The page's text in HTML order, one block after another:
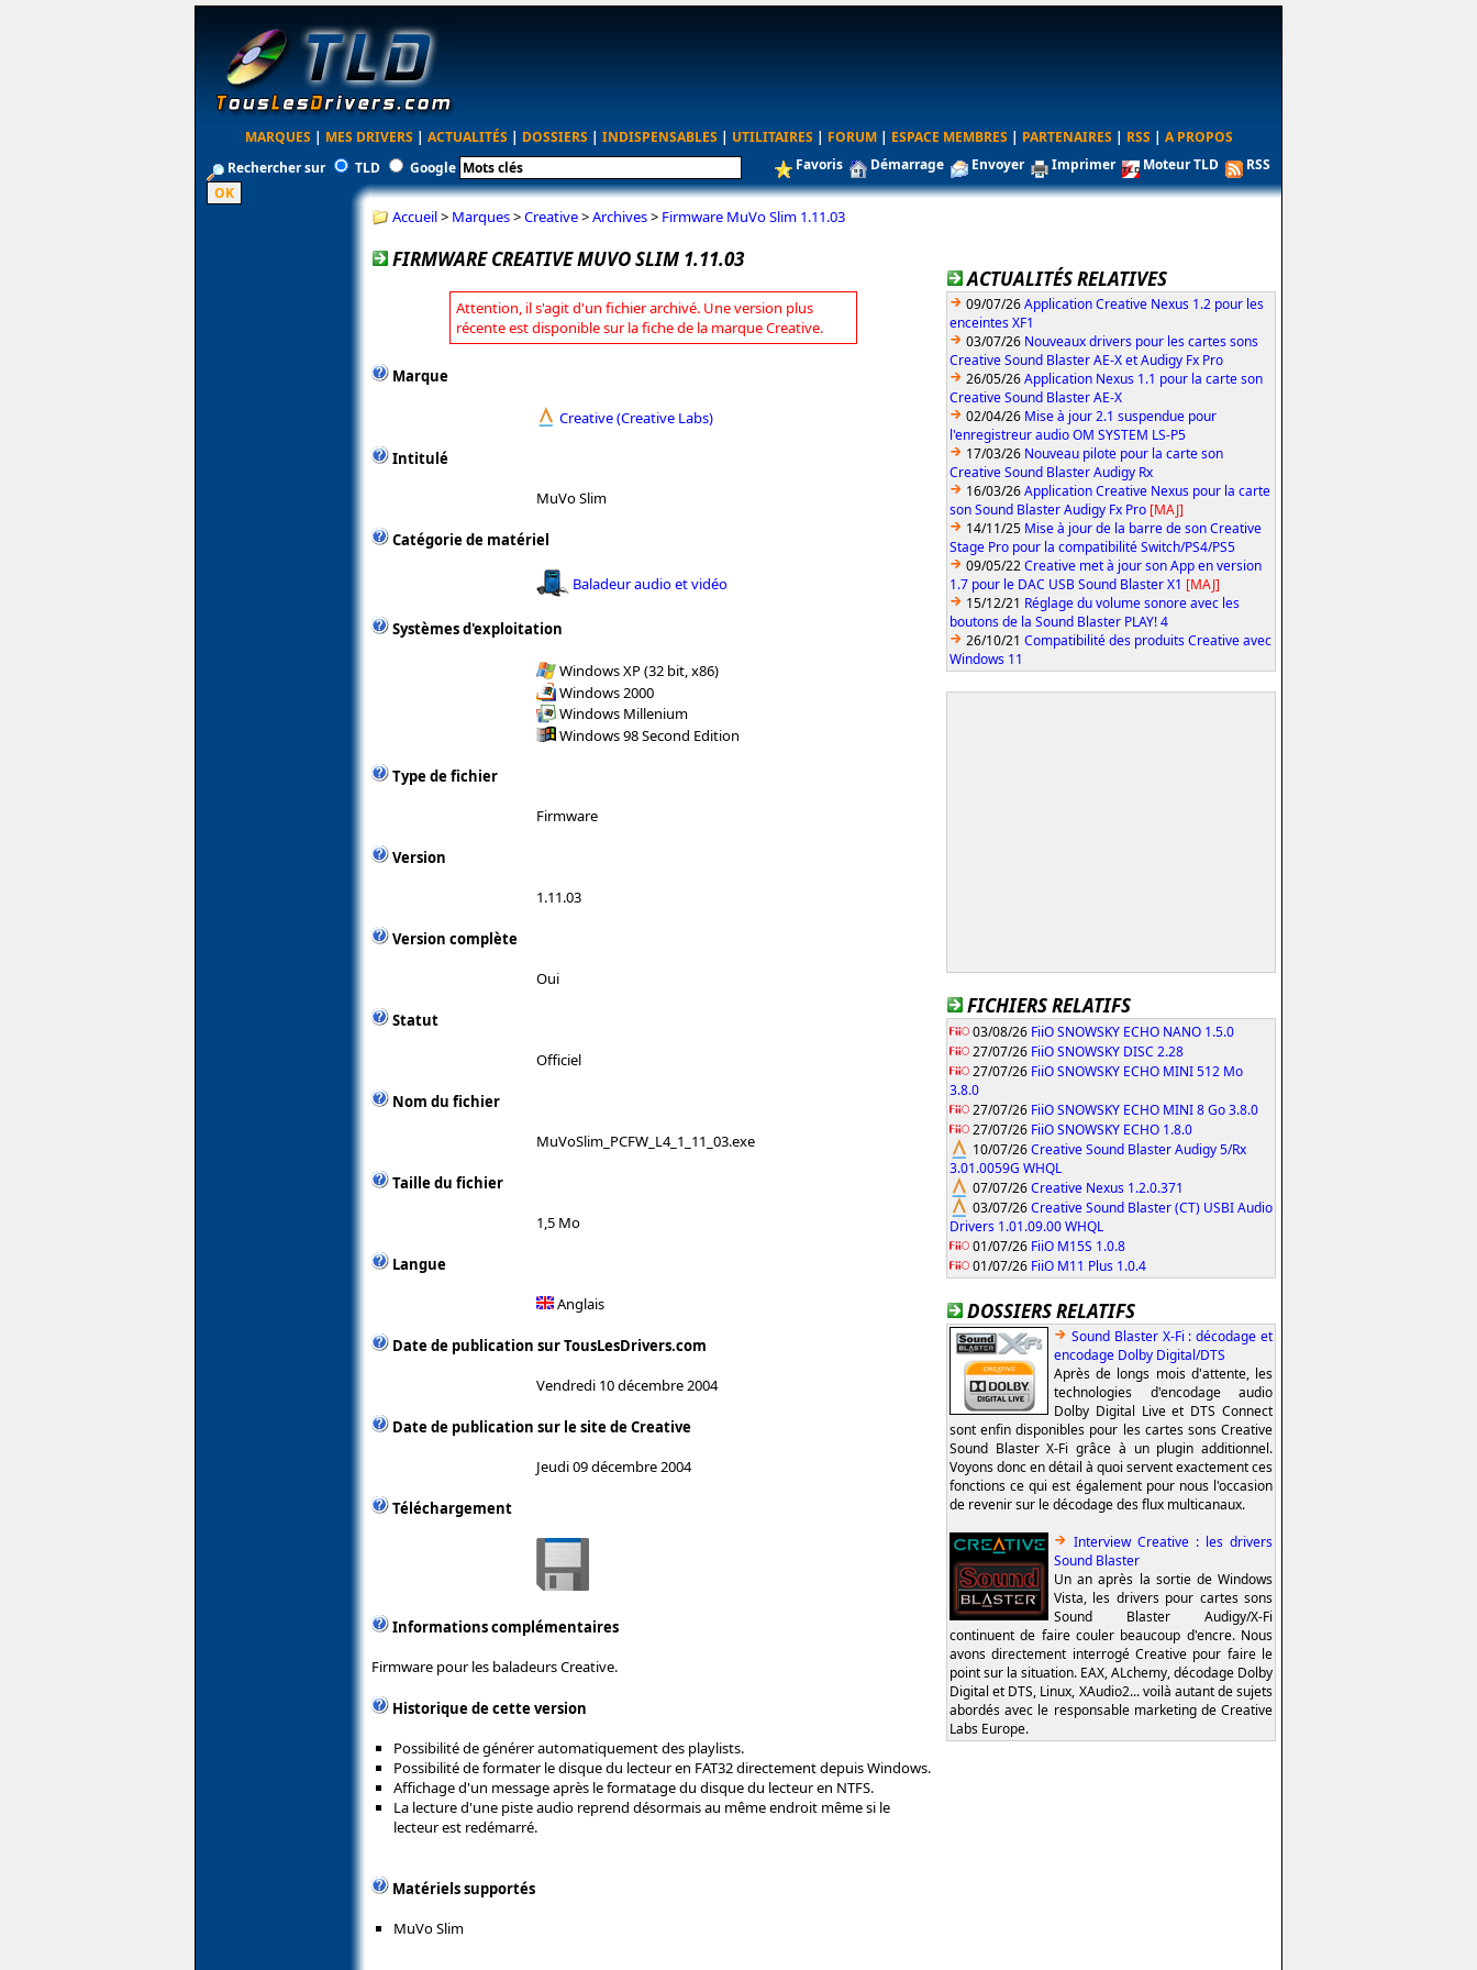
MARQUES | MES DRIVERS | ACTUALITÉS | DOSSIERS | INDISPENSABLES | UTILITAIRES | FORUM | ESPACE MEMBRES | PARTENAIRES | RSS | A PROPOS
Rechercher sur
TLD Google Favoris Démarrage Envoyer Imprimer Moteur TLD RSS
Accueil> Marques>Creative>Archives> Firmware MuVo Slim 1.11.03
FIRMWARE CREATIVE MUVO SLIM 1.11.03
Attention, il s'agit d'un fichier archivé. Une version plus
récente est disponible sur la fiche de la marque Creative.
Marque
Creative (Creative Labs)
Intitulé
MuVo Slim
Catégorie de matériel
Baladeur audio et vidéo
Systèmes d'exploitation
Windows XP (32 bit, x86)
Windows 2000
Windows Millenium
Windows 98 Second Edition
Type de fichier
Firmware
Version
1.11.03
Version complète
Oui
Statut
Officiel
Nom du fichier
MuVoSlim_PCFW_L4_1_11_03.exe
Taille du fichier
1,5 Mo
Langue
Anglais
Date de publication sur TousLesDrivers.com
Vendredi 10 décembre 2004
Date de publication sur le site de Creative
Jeudi 09 décembre 2004
Téléchargement
Informations complémentaires
Firmware pour les baladeurs Creative.
Historique de cette version
Possibilité de générer automatiquement des playlists.
Possibilité de formater le disque du lecteur en FAT32 directement depuis Windows.
Affichage d'un message après le formatage du disque du lecteur en NTFS.
La lecture d'une piste audio reprend désormais au même endroit même si le
lecteur est redémarré.
Matériels supportés
MuVo Slim
ACTUALITÉS RELATIVES
09/07/26Application Creative Nexus 1.2 pour les
enceintes XF1
03/07/26 Nouveaux drivers pour les cartes sons
Creative Sound Blaster AE-X et Audigy Fx Pro
26/05/26Application Nexus 1.1 pour la carte son
Creative Sound Blaster AE-X
02/04/26 Mise à jour 2.1 suspendue pour
l'enregistreur audio OM SYSTEM LS-P5
17/03/26 Nouveau pilote pour la carte son
Creative Sound Blaster Audigy Rx
16/03/26Application Creative Nexus pour la carte
son Sound Blaster Audigy Fx Pro [MAJ]
14/11/25 Mise à jour de la barre de son Creative
Stage Pro pour la compatibilité Switch/PS4/PS5
09/05/22Creative met à jour son App en version
1.7 pour le DAC USB Sound Blaster X1 [MAJ]
15/12/21 Réglage du volume sonore avec les
boutons de la Sound Blaster PLAY! 4
26/10/21 Compatibilité des produits Creative avec
Windows 11
FICHIERS RELATIFS
03/08/26 FiiO SNOWSKY ECHO NANO 1.5.0
27/07/26 FiiO SNOWSKY DISC 2.28
27/07/26 FiiO SNOWSKY ECHO MINI 512 Mo
3.8.0
27/07/26 FiiO SNOWSKY ECHO MINI 8 Go 3.8.0
27/07/26 FiiO SNOWSKY ECHO 1.8.0
10/07/26Creative Sound Blaster Audigy 5/Rx
3.01.0059G WHQL
07/07/26Creative Nexus 1.2.0.371
03/07/26Creative Sound Blaster (CT) USBI Audio
Drivers 1.01.09.00 WHQL
01/07/26 FiiO M15S 1.0.8
01/07/26 FiiO M11 Plus 1.0.4
DOSSIERS RELATIFS
Sound Blaster X-Fi : décodage et
encodage Dolby Digital/DTS
Après de longs mois d'attente, les
technologies d'encodage audio
Dolby Digital Live et DTS Connect
sont enfin disponibles pour les cartes sons Creative
Sound Blaster X-Fi grâce à un plugin additionnel.
Voyons donc en détail à quoi servent exactement ces
fonctions ce qui est également pour nous l'occasion
de revenir sur le décodage des flux multicanaux.
Interview Creative : les drivers
Sound Blaster
Un an après la sortie de Windows
Vista, les drivers pour cartes sons
Sound Blaster Audigy/X-Fi
continuent de faire couler beaucoup d'encre. Nous
avons directement interrogé Creative pour faire le
point sur la situation. EAX, ALchemy, décodage Dolby
Digital et DTS, Linux, XAudio2... voilà autant de sujets
abordés avec le responsable marketing de Creative
Labs Europe.